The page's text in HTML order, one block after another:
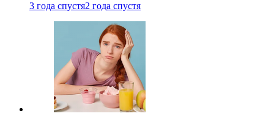
3 года спустя2 года спустя